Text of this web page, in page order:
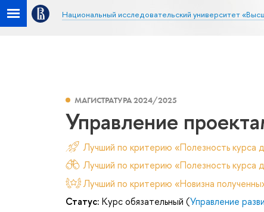
Национальный исследовательский университет
МАГИСТРАТУРА 2024/2025
Управление
Лучший по критерию «Полезность курса
Лучший по критерию «Полезность курса
Лучший по критерию «Новизна
Статус: Курс обязательный (Управление